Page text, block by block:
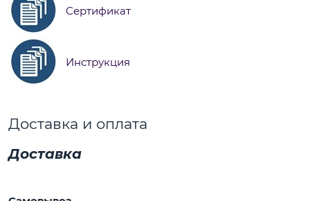
Сертификат
Инструкция
Доставка и оплата
Доставка